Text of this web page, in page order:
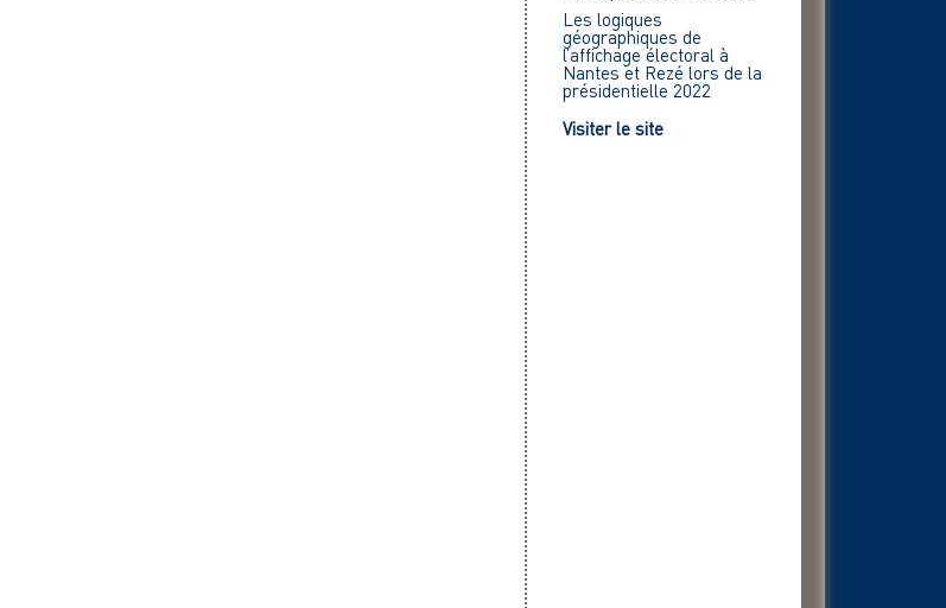
Les logiques
géographiques de
l’affichage électoral à
Nantes et Rezé lors de la
présidentielle 2022
Visiter le site